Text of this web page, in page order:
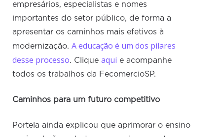
empresários, especialistas e nomes
importantes do setor público, de forma a
apresentar os caminhos mais efetivos à
modernização.A educação é um dos pilares
desse processo. Cliqueaqui e acompanhe
todos os trabalhos da FecomercioSP.
Caminhos para um futuro competitivo
Portela ainda explicou que aprimorar o ensino